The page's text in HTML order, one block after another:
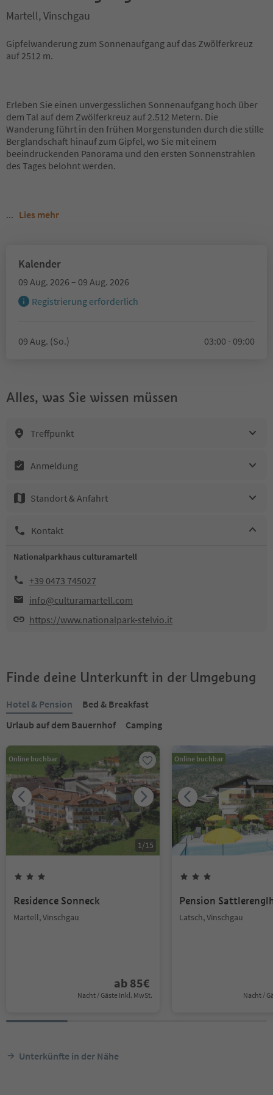
Martell, Vinschgau
Gipfelwanderung zum Sonnenaufgang auf das Zwölferkreuz
auf 2512 m.
Erleben Sie einen unvergesslichen Sonnenaufgang hoch über
dem Tal auf dem Zwölferkreuz auf 2.512 Metern. Die
Wanderung führt in den frühen Morgenstunden durch die stille
Berglandschaft hinauf zum Gipfel, wo Sie mit einem
beeindruckenden Panorama und den ersten Sonnenstrahlen
des Tages belohnt werden.
... Lies mehr
Kalender
09 Aug. 2026 – 09 Aug. 2026
Registrierung erforderlich
09 Aug. (So.) 03:00 - 09:00
Alles, was Sie wissen müssen
Treffpunkt
Anmeldung
Standort & Anfahrt
Kontakt
Nationalparkhaus culturamartell
+39 0473 745027
info@culturamartell.com
https://www.nationalpark-stelvio.it
Finde deine Unterkunft in der Umgebung
Hotel & Pension
Bed & Breakfast
Urlaub auf dem Bauernhof
Camping
Online buchbar
1/15
Residence Sonneck
Martell, Vinschgau
ab 85€
Nacht / Gäste Inkl. MwSt.
Online buchbar
Pension
Latsch, Vinschgau
Nacht /
Unterkünfte in der Nähe